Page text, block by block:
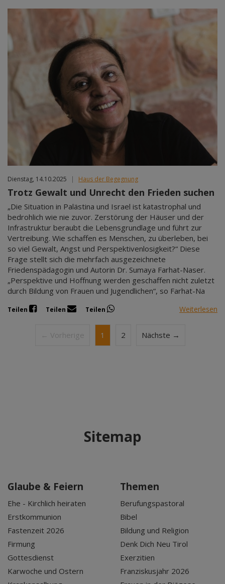
Dienstag, 14.10.2025 | Haus der Begegnung
Trotz Gewalt und Unrecht den Frieden suchen
„Die Situation in Palästina und Israel ist katastrophal und
bedrohlich wie nie zuvor. Zerstörung der Häuser und der
Infrastruktur beraubt die Lebensgrundlage und führt zur
Vertreibung. Wie schaffen es Menschen, zu überleben, bei
so viel Gewalt, Angst und Perspektivenlosigkeit?“ Diese
Frage stellt sich die mehrfach ausgezeichnete
Friedenspädagogin und Autorin Dr. Sumaya Farhat-Naser.
„Perspektive und Hoffnung werden geschaffen nicht zuletzt
durch Bildung von Frauen und Jugendlichen“, so Farhat-Na
Teilen Teilen Teilen Weiterlesen
← Vorherige 1 2 Nächste →
Sitemap
Glaube & Feiern
Ehe - Kirchlich heiraten
Erstkommunion
Fastenzeit 2026
Firmung
Gottesdienst
Karwoche und Ostern
Themen
Berufungspastoral
Bibel
Bildung und Religion
Denk Dich Neu Tirol
Exerzitien
Franziskusjahr 2026